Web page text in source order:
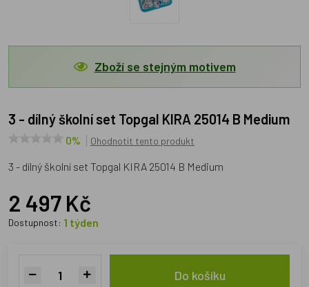
Zboží se stejným motivem
3 - dílný školní set Topgal KIRA 25014 B Medium
0% Ohodnotit tento produkt
3 - dílný školní set Topgal KIRA 25014 B Medium
2 497 Kč
Dostupnost: 1 týden
Do košíku